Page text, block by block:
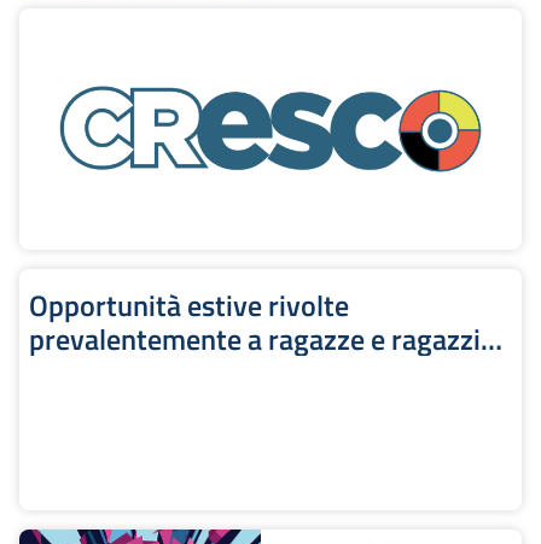
Opportunità estive rivolte
prevalentemente a ragazze e ragazzi